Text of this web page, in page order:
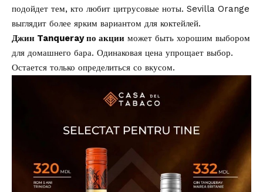
подойдет тем, кто любит цитрусовые ноты. Sevilla Orange
выглядит более ярким вариантом для коктейлей.
Джин Tanqueray по акции может быть хорошим выбором
для домашнего бара. Одинаковая цена упрощает выбор.
Остается только определиться со вкусом.